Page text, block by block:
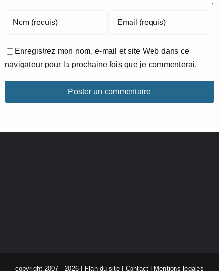
Enregistrez mon nom, e-mail et site Web dans ce
navigateur pour la prochaine fois que je commenterai.
copyright 2007 - 2026 | Plan du site| Contact Mentions légales